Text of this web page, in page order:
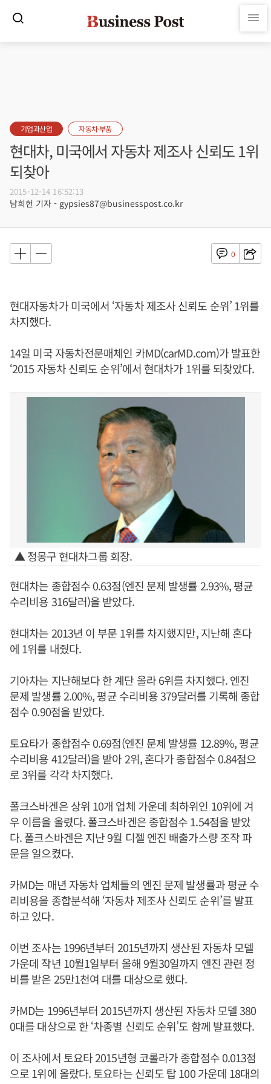
기업과산업 자동차·부품
현대차, 미국에서 자동차 제조사 신뢰도 1위
되찾아
2015-12-14 16:52:13
남희헌 기자 - gypsies87@businesspost.co.kr
0
현대자동차가 미국에서 ‘자동차 제조사 신뢰도 순위’ 1위를
차지했다.
14일 미국 자동차전문매체인 카MD(carMD.com)가 발표한
‘2015 자동차 신뢰도 순위’에서 현대차가 1위를 되찾았다.
▲ 정몽구 현대차그룹 회장.
현대차는 종합점수 0.63점(엔진 문제 발생률 2.93%, 평균
수리비용 316달러)을 받았다.
현대차는 2013년 이 부문 1위를 차지했지만, 지난해 혼다
에 1위를 내줬다.
기아차는 지난해보다 한 계단 올라 6위를 차지했다. 엔진
문제 발생률 2.00%, 평균 수리비용 379달러를 기록해 종합
점수 0.90점을 받았다.
토요타가 종합점수 0.69점(엔진 문제 발생률 12.89%, 평균
수리비용 412달러)을 받아 2위, 혼다가 종합점수 0.84점으
로 3위를 각각 차지했다.
폴크스바겐은 상위 10개 업체 가운데 최하위인 10위에 겨
우 이름을 올렸다. 폴크스바겐은 종합점수 1.54점을 받았
다. 폴크스바겐은 지난 9월 디젤 엔진 배출가스량 조작 파
문을 일으켰다.
카MD는 매년 자동차 업체들의 엔진 문제 발생률과 평균 수
리비용을 종합분석해 ‘자동차 제조사 신뢰도 순위’를 발표
하고 있다.
이번 조사는 1996년부터 2015년까지 생산된 자동차 모델
가운데 작년 10월1일부터 올해 9월30일까지 엔진 관련 정
비를 받은 25만1천여 대를 대상으로 했다.
카MD는 1996년부터 2015년까지 생산된 자동차 모델 380
0대를 대상으로 한 ‘차종별 신뢰도 순위’도 함께 발표했다.
이 조사에서 토요타 2015년형 코롤라가 종합점수 0.013점
으로 1위에 올랐다. 토요타는 신뢰도 탑 100 가운데 18대의